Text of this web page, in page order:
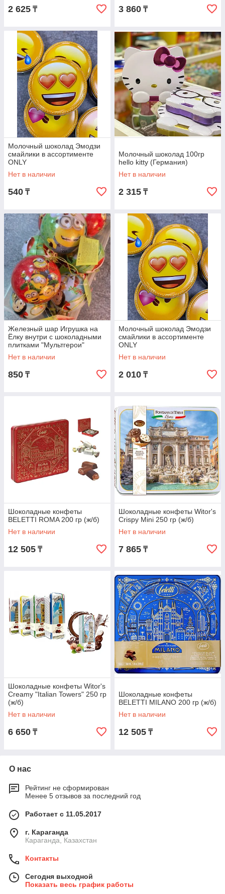
2 625 ₸ 3 860 ₸
Молочный шоколад Эмодзи
смайлики в ассортименте
ONLY
Нет в наличии
540 ₸
Молочный шоколад 100гр
hello kitty (Германия)
Нет в наличии
2 315 ₸
Железный шар Игрушка на
Ёлку внутри с шоколадными
плитками "Мультгерои"
Нет в наличии
850 ₸
Молочный шоколад Эмодзи
смайлики в ассортименте
ONLY
Нет в наличии
2 010 ₸
Шоколадные конфеты
BELETTI ROMA 200 гр (ж/б)
Нет в наличии
12 505 ₸
Шоколадные конфеты Witor's
Crispy Mini 250 гр (ж/б)
Нет в наличии
7 865 ₸
Шоколадные конфеты Witor's
Creamy "Italian Towers" 250 гр
(ж/б)
Нет в наличии
6 650 ₸
Шоколадные конфеты
BELETTI MILANO 200 гр (ж/б)
Нет в наличии
12 505 ₸
О нас
Рейтинг не сформирован
Менее 5 отзывов за последний год
Работает с 11.05.2017
г. Караганда
Караганда, Казахстан
Контакты
Сегодня выходной
Показать весь график работы